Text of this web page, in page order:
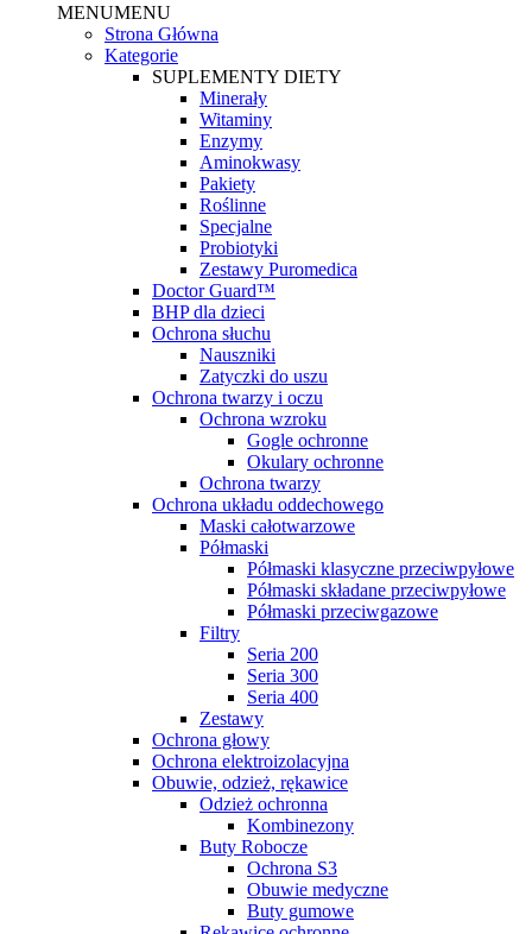
MENUMENU
Strona Główna
Kategorie
SUPLEMENTY DIETY
Minerały
Witaminy
Enzymy
Aminokwasy
Pakiety
Roślinne
Specjalne
Probiotyki
Zestawy Puromedica
Doctor Guard™
BHP dla dzieci
Ochrona słuchu
Nauszniki
Zatyczki do uszu
Ochrona twarzy i oczu
Ochrona wzroku
Gogle ochronne
Okulary ochronne
Ochrona twarzy
Ochrona układu oddechowego
Maski całotwarzowe
Półmaski
Półmaski klasyczne przeciwpyłowe
Półmaski składane przeciwpyłowe
Półmaski przeciwgazowe
Filtry
Seria 200
Seria 300
Seria 400
Zestawy
Ochrona głowy
Ochrona elektroizolacyjna
Obuwie, odzież, rękawice
Odzież ochronna
Kombinezony
Buty Robocze
Ochrona S3
Obuwie medyczne
Buty gumowe